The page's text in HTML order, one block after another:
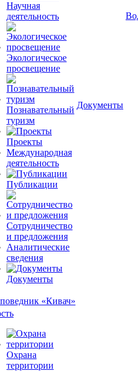
Научная
деятельность
Экологическое
просвещение
Познавательный
туризм
Проекты
Международная
деятельность
Публикации
Сотрудничество
и предложения
Аналитические
сведения
Документы
Документы
Охрана
территории